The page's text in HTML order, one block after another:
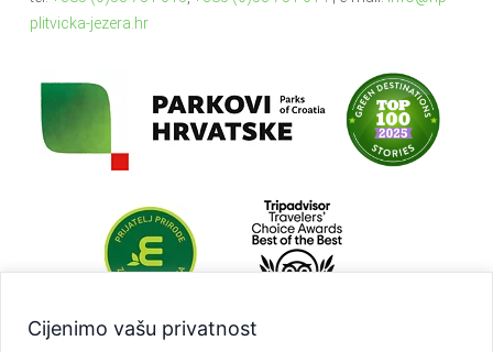
Cijenimo vašu privatnost
plitvicka-jezera.hr